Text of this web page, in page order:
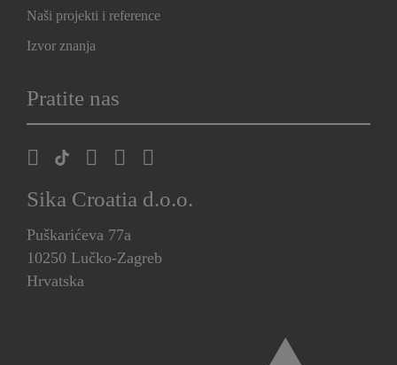
Naši projekti i reference
Izvor znanja
Pratite nas
Sika Croatia d.o.o.
Puškarićeva 77a
10250 Lučko-Zagreb
Hrvatska